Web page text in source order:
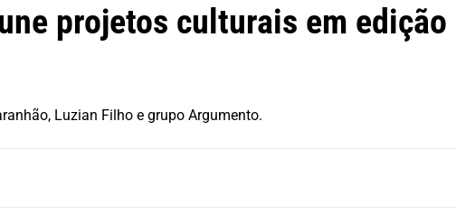
projetos culturais em
Luzian Filho e grupo Argumento.